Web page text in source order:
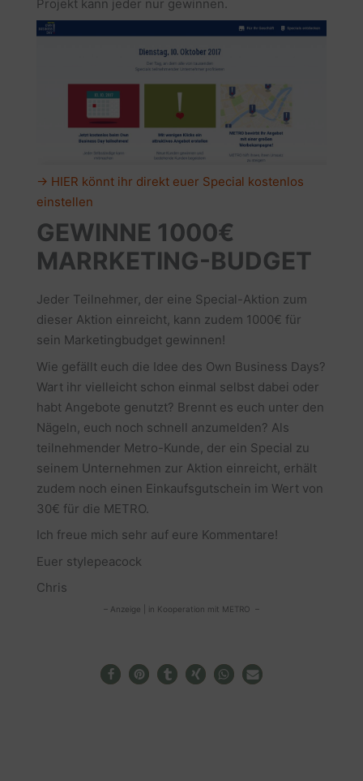
Projekt kann jeder nur gewinnen.
→ HIER könnt ihr direkt euer Special kostenlos
einstellen
GEWINNE 1000€
MARRKETING-BUDGET
Jeder Teilnehmer, der eine Special-Aktion zum
dieser Aktion einreicht, kann zudem 1000€ für
sein Marketingbudget gewinnen!
Wie gefällt euch die Idee des Own Business Days?
Wart ihr vielleicht schon einmal selbst dabei oder
habt Angebote genutzt? Brennt es euch unter den
Nägeln, euch noch schnell anzumelden? Als
teilnehmender Metro-Kunde, der ein Special zu
seinem Unternehmen zur Aktion einreicht, erhält
zudem noch einen Einkaufsgutschein im Wert von
30€ für die METRO.
Ich freue mich sehr auf eure Kommentare!
Euer stylepeacock
Chris
– Anzeige | in Kooperation mit METRO –